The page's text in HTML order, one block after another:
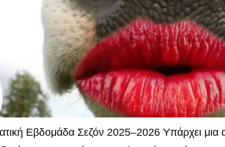
Εβδομάδα Σεζόν 2025–2026 Υπάρχει μια